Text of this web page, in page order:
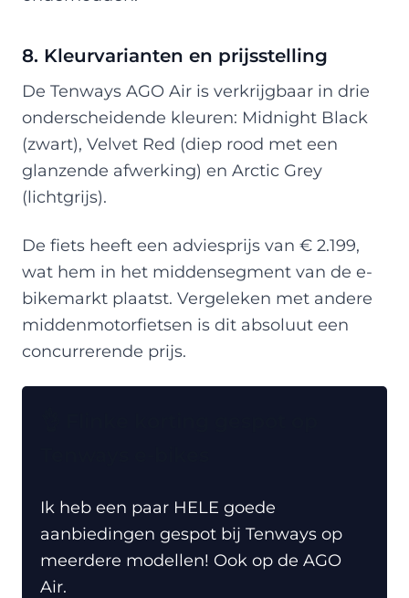
8. Kleurvarianten en prijsstelling
De Tenways AGO Air is verkrijgbaar in drie
onderscheidende kleuren: Midnight Black
(zwart), Velvet Red (diep rood met een
glanzende afwerking) en Arctic Grey
(lichtgrijs).
De fiets heeft een adviesprijs van € 2.199,
wat hem in het middensegment van de e-
bikemarkt plaatst. Vergeleken met andere
middenmotorfietsen is dit absoluut een
concurrerende prijs.
Ik heb een paar HELE goede
aanbiedingen gespot bij Tenways op
meerdere modellen! Ook op de AGO
Air.